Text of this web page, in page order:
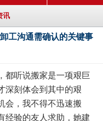
讯
工沟通需确认的关键事
都听说搬家是一项艰巨
深刻体会到其中的艰
会，我不得不迅速搬
经验的友人求助，她建